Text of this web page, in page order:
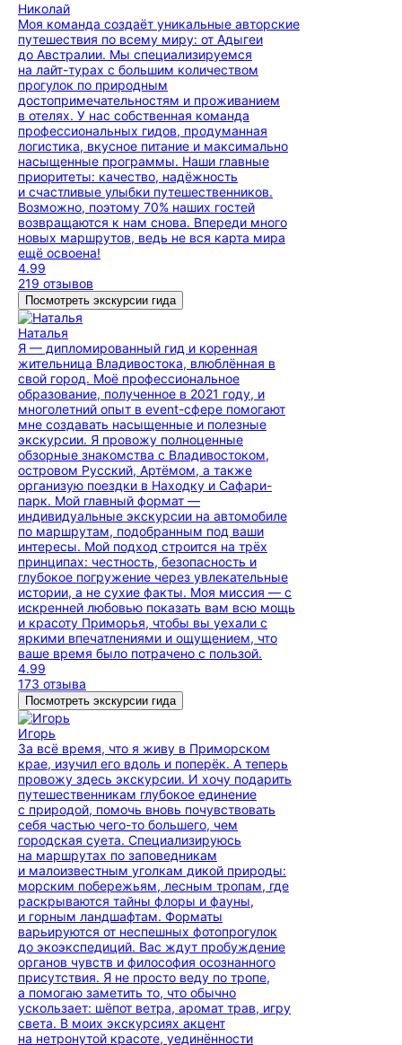
Николай
Моя команда создаёт уникальные авторские
путешествия по всему миру: от Адыгеи
до Австралии. Мы специализируемся
на лайт-турах с большим количеством
прогулок по природным
достопримечательностям и проживанием
в отелях. У нас собственная команда
профессиональных гидов, продуманная
логистика, вкусное питание и максимально
насыщенные программы. Наши главные
приоритеты: качество, надёжность
и счастливые улыбки путешественников.
Возможно, поэтому 70% наших гостей
возвращаются к нам снова. Впереди много
новых маршрутов, ведь не вся карта мира
ещё освоена!
4.99
219 отзывов
Посмотреть экскурсии гида
Наталья
Я — дипломированный гид и коренная
жительница Владивостока, влюблённая в
свой город. Моё профессиональное
образование, полученное в 2021 году, и
многолетний опыт в event-сфере помогают
мне создавать насыщенные и полезные
экскурсии. Я провожу полноценные
обзорные знакомства с Владивостоком,
островом Русский, Артёмом, а также
организую поездки в Находку и Сафари-
парк. Мой главный формат —
индивидуальные экскурсии на автомобиле
по маршрутам, подобранным под ваши
интересы. Мой подход строится на трёх
принципах: честность, безопасность и
глубокое погружение через увлекательные
истории, а не сухие факты. Моя миссия — с
искренней любовью показать вам всю мощь
и красоту Приморья, чтобы вы уехали с
яркими впечатлениями и ощущением, что
ваше время было потрачено с пользой.
4.99
173 отзыва
Посмотреть экскурсии гида
Игорь
За всё время, что я живу в Приморском
крае, изучил его вдоль и поперёк. А теперь
провожу здесь экскурсии. И хочу подарить
путешественникам глубокое единение
с природой, помочь вновь почувствовать
себя частью чего-то большего, чем
городская суета. Специализируюсь
на маршрутах по заповедникам
и малоизвестным уголкам дикой природы:
морским побережьям, лесным тропам, где
раскрываются тайны флоры и фауны,
и горным ландшафтам. Форматы
варьируются от неспешных фотопрогулок
до экоэкспедиций. Вас ждут пробуждение
органов чувств и философия осознанного
присутствия. Я не просто веду по тропе,
а помогаю заметить то, что обычно
ускользает: шёпот ветра, аромат трав, игру
света. В моих экскурсиях акцент
на нетронутой красоте, уединённости